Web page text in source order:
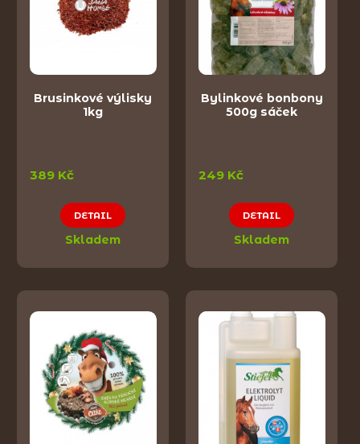
Brusinkové výlisky
1kg
389 Kč
DETAIL
Skladem
Bylinkové bonbony
500g sáček
249 Kč
DETAIL
Skladem